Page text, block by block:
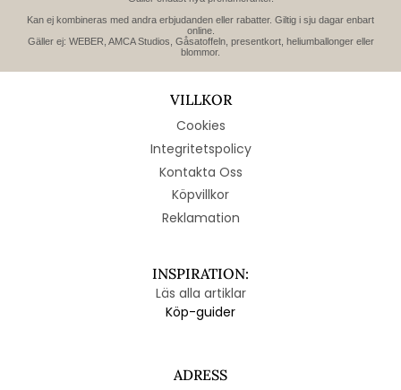
Kan ej kombineras med andra erbjudanden eller rabatter. Giltig i sju dagar enbart
online.
Gäller ej: WEBER, AMCA Studios, Gåsatoffeln, presentkort, heliumballonger eller
blommor.
VILLKOR
Cookies
Integritetspolicy
Kontakta Oss
Köpvillkor
Reklamation
INSPIRATION:
Läs alla artiklar
Köp-guider
ADRESS